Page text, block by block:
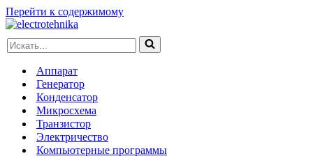
Перейти к содержимому
Искать...
Аппарат
Генератор
Конденсатор
Микросхема
Транзистор
Электричество
Компьютерные программы